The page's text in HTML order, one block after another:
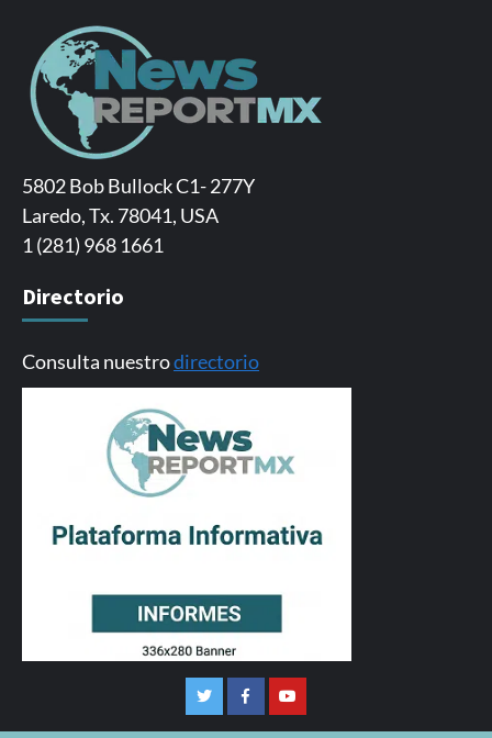
5802 Bob Bullock C1- 277Y
Laredo, Tx. 78041, USA
1 (281) 968 1661
Directorio
Consulta nuestrodirectorio
TwitterFacebookYoutube